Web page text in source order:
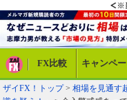
FX比較 キャンペ
ザイFX！トップ> 相場を見通す